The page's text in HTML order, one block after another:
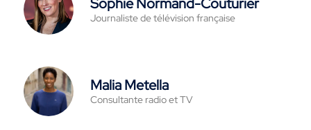
Journaliste de télévision française
Malia Metella
Consultante radio et TV